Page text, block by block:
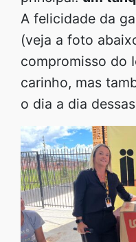
A felicidade da
(veja a foto
compromisso do
carinho, mas
o dia a dia